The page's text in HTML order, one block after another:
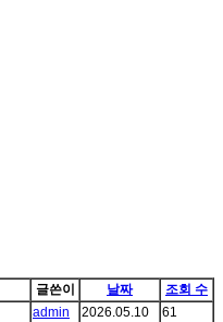
글쓴이 날짜
조회 수
admin 2026.05.10
61